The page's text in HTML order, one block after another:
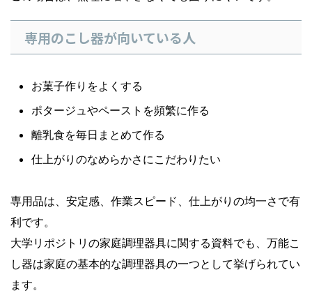
専用のこし器が向いている人
お菓子作りをよくする
ポタージュやペーストを頻繁に作る
離乳食を毎日まとめて作る
仕上がりのなめらかさにこだわりたい
専用品は、安定感、作業スピード、仕上がりの均一さで有
利です。
大学リポジトリの家庭調理器具に関する資料でも、万能こ
し器は家庭の基本的な調理器具の一つとして挙げられてい
ます。